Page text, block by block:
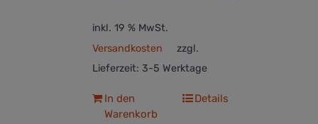
inkl. 19 % MwSt.
zzgl.
Versandkosten
Lieferzeit: 3-5 Werktage
In den
Warenkorb
Details